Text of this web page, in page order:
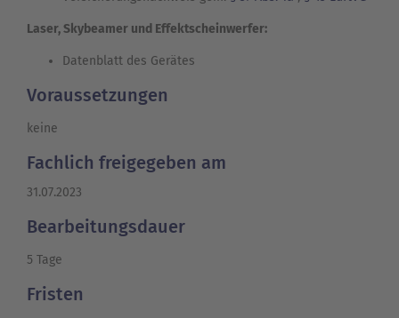
Laser, Skybeamer und Effektscheinwerfer:
Datenblatt des Gerätes
Voraussetzungen
keine
Fachlich freigegeben am
31.07.2023
Bearbeitungsdauer
5 Tage
Fristen